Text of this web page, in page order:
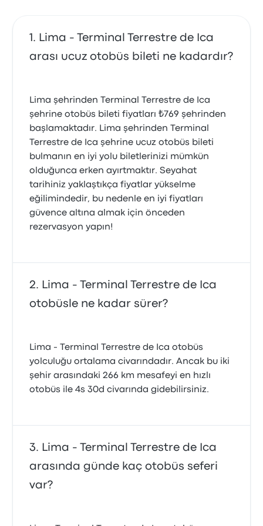
Lima - Terminal Terrestre de Ica
arası ucuz otobüs bileti ne kadardır?
Lima şehrinden Terminal Terrestre de Ica
şehrine otobüs bileti fiyatları ₺769 şehrinden
başlamaktadır. Lima şehrinden Terminal
Terrestre de Ica şehrine ucuz otobüs bileti
bulmanın en iyi yolu biletlerinizi mümkün
olduğunca erken ayırtmaktır. Seyahat
tarihiniz yaklaştıkça fiyatlar yükselme
eğilimindedir, bu nedenle en iyi fiyatları
güvence altına almak için önceden
rezervasyon yapın!
Lima - Terminal Terrestre de Ica
otobüsle ne kadar sürer?
Lima - Terminal Terrestre de Ica otobüs
yolculuğu ortalama civarındadır. Ancak bu iki
şehir arasındaki 266 km mesafeyi en hızlı
otobüs ile 4s 30d civarında gidebilirsiniz.
Lima - Terminal Terrestre de Ica
arasında günde kaç otobüs seferi
var?